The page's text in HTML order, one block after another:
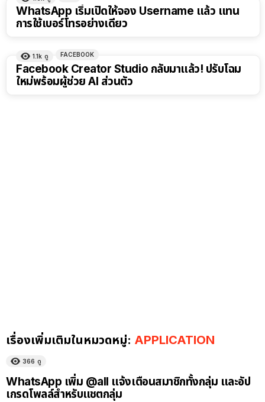
WhatsApp เริ่มเปิดให้จอง Username แล้ว แทน
การใช้เบอร์โทรอย่างเดียว
1.1k ดู FACEBOOK
Facebook Creator Studio กลับมาแล้ว! ปรับโฉม
ใหม่พร้อมผู้ช่วย AI ส่วนตัว
เรื่องเพิ่มเติมในหมวดหมู่: APPLICATION
366 ดู
WhatsApp เพิ่ม @all แจ้งเตือนสมาชิกทั้งกลุ่ม และอัป
เกรดโพลล์สำหรับแชตกลุ่ม